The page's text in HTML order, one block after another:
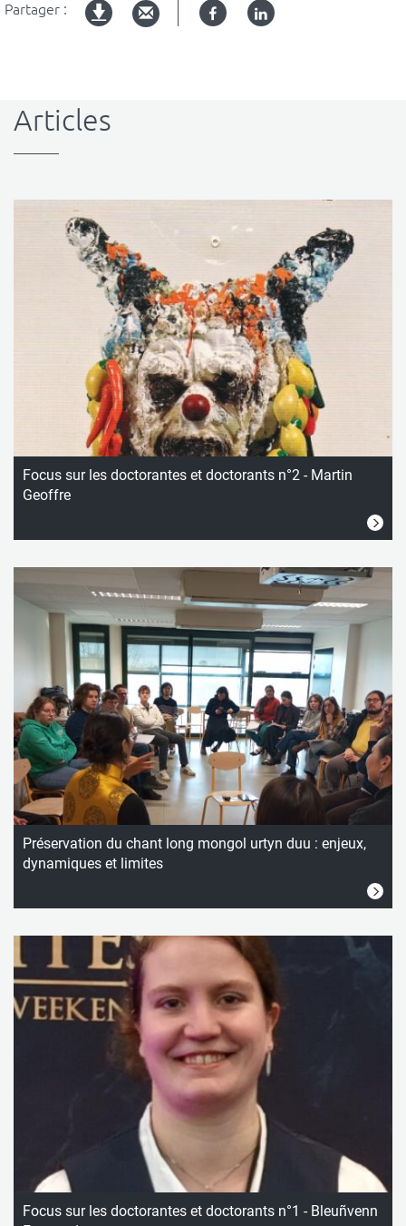
Partager : FacebookLinked
Articles
Focus sur les doctorantes et doctorants n°2 - Martin
Geoffre
Préservation du chant long mongol urtyn duu : enjeux,
dynamiques et limites
Focus sur les doctorantes et doctorants n°1 - Bleuñvenn